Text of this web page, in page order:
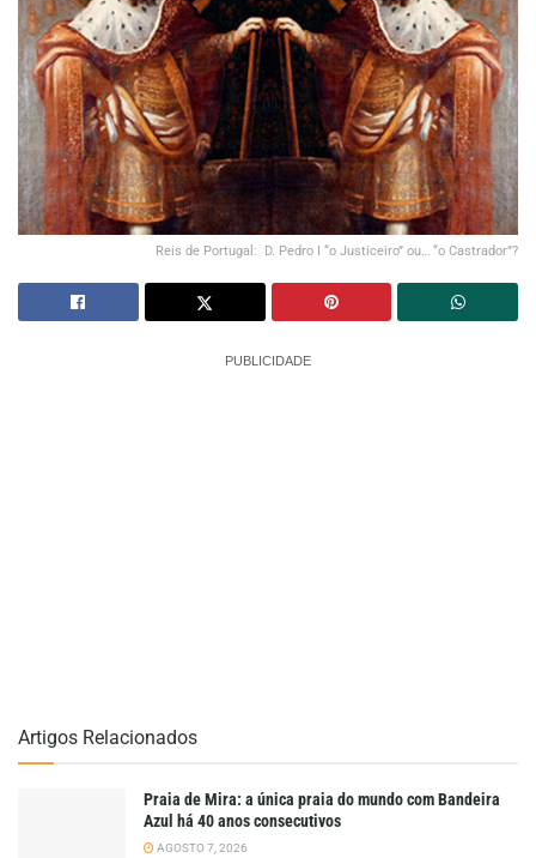
Reis de Portugal: D. Pedro I “o Justiceiro” ou… “o Castrador”?
PUBLICIDADE
Artigos Relacionados
Praia de Mira: a única praia do mundo com Bandeira
Azul há 40 anos consecutivos
AGOSTO 7, 2026